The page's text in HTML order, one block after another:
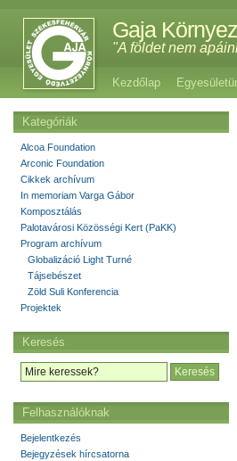
Gaja
"A földet nem
Kezdőlap
Kategóriák
Alcoa Foundation
Arconic Foundation
Cikkek archívum
In memoriam Varga Gábor
Komposztálás
Palotavárosi Közösségi Kert (PaKK)
Program archívum
Globalizáció Light Turné
Tájsebészet
Zöld Suli Konferencia
Projektek
Keresés
Felhasználóknak
Bejelentkezés
Bejegyzések hírcsatorna